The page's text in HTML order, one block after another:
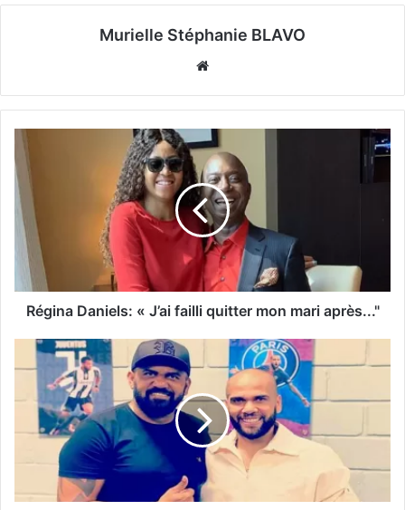
Murielle Stéphanie BLAVO
Régina Daniels: « J’ai failli quitter mon mari après..."